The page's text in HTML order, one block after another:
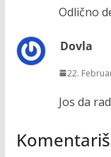
Odlično
Dovla
22.
Jos da